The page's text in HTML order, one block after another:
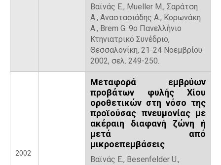
Βαϊνάς Ε., Mueller M., Σαράτση
Α., Αναστασιάδης Α., Κορωνάκη
Α., Brem G. 9ο Πανελλήνιο
Κτηνιατρικό Συνέδριο,
Θεσσαλονίκη, 21-24 Νοεμβρίου
2002, σελ. 249-250.
2002
Μεταφορά εμβρύων
προβάτων φυλής Χίου
οροθετικών στη νόσο της
προϊούσας πνευμονίας με
ακέραιη διαφανή ζώνη ή
μετά από
μικροεπεμβάσεις
Βαϊνάς Ε., Besenfelder U.,